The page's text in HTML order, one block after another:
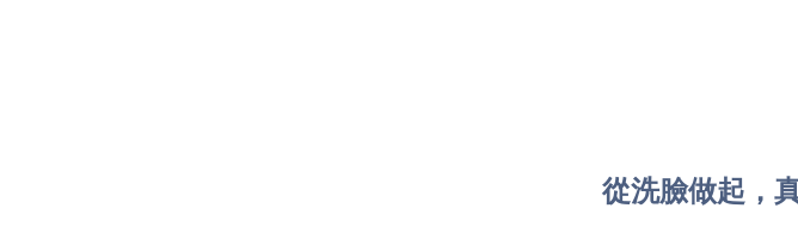
從洗臉做起，